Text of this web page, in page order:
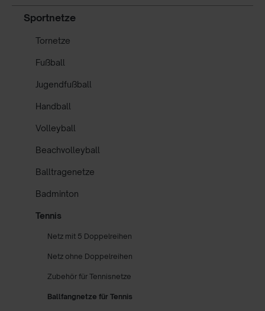
Sportnetze
Tornetze
Fußball
Jugendfußball
Handball
Volleyball
Beachvolleyball
Balltragenetze
Badminton
Tennis
Netz mit 5 Doppelreihen
Netz ohne Doppelreihen
Zubehör für Tennisnetze
Ballfangnetze für Tennis